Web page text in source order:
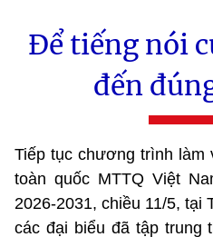
Để tiếng nói
đến
Tiếp tục chương trình làm
toàn quốc MTTQ Việt
2026-2031, chiều 11/5, tại
các đại biểu đã tập trung